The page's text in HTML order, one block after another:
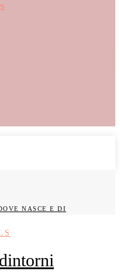
NASCE E DI